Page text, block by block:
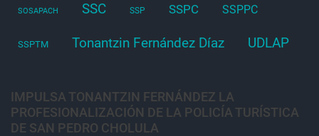
SOSAPACH SSC SSP SSPC SSPPC
SSPTM Tonantzin Fernández Díaz UDLAP
IMPULSA TONANTZIN FERNÁNDEZ LA
PROFESIONALIZACIÓN DE LA POLICÍA TURÍSTICA
DE SAN PEDRO CHOLULA